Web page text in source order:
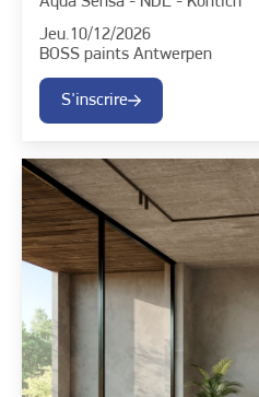
Jeu.10/12/2026
BOSS paints Antwerpen
S'inscrire